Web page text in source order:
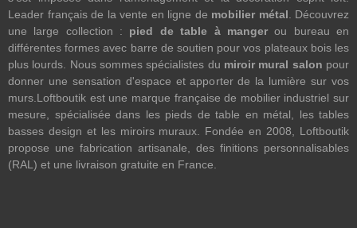
Leader français de la vente en ligne de mobilier métal . Découvrez
une large collection : pied de table à mangerou bureau en
différentes formes avec barre de soutien pour vos plateaux bois les
plus lourds. Nous sommes spécialistes du miroir mural salon pour
donner une sensation d'espace et apporter de la lumière sur vos
murs.Loftboutik est une marque française de mobilier industriel sur
mesure, spécialisée dans les pieds de table en métal, les tables
basses design et les miroirs muraux. Fondée en 2008, Loftboutik
propose une fabrication artisanale, des finitions personnalisables
(RAL) et une livraison gratuite en France.